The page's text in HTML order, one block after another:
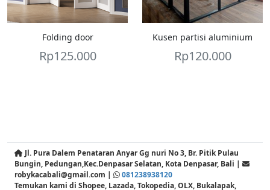
Folding door
Rp125.000
Kusen partisi aluminium
Rp120.000
Jl. Pura Dalem Penataran Anyar Gg nuri No 3, Br. Pitik Pulau
Bungin, Pedungan,Kec.Denpasar Selatan, Kota Denpasar, Bali |
robykacabali@gmail.com |
081238938120
Temukan kami di Shopee, Lazada, Tokopedia, OLX, Bukalapak,